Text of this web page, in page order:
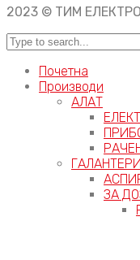
2023 © ТИМ ЕЛЕКТРО
Почетна
Производи
АЛАТ
ЗА